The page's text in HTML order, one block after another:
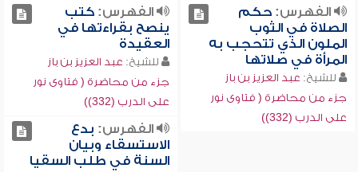
الفهرس:حكم
الصلاة في الثوب
الملون الذي تتحجب به
المرأة في صلاتها
للشيخ: عبد العزيز بن باز
جزء من محاضرة ( فتاوى نور
على الدرب (332))
الفهرس:كتب
ينصح بقراءتها في
العقيدة
للشيخ: عبد العزيز بن باز
جزء من محاضرة ( فتاوى نور
على الدرب (332))
الفهرس: بدع
الاستسقاء وبيان
السنة في طلب السقيا